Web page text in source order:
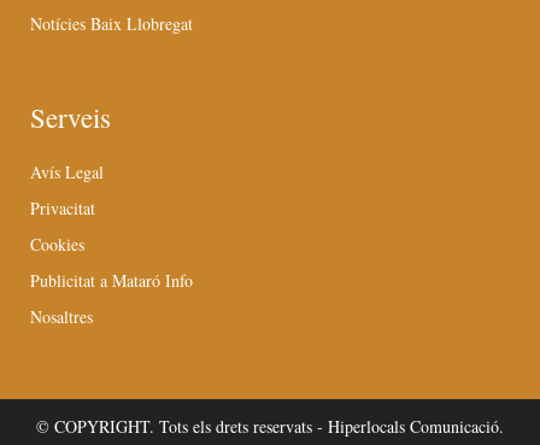
Notícies Baix Llobregat
Serveis
Avís Legal
Privacitat
Cookies
Publicitat a Mataró Info
Nosaltres
© COPYRIGHT. Tots els drets reservats - Hiperlocals Comunicació.